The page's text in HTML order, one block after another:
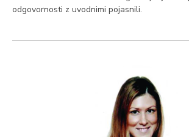
odgovornosti z uvodnimi pojasnili.